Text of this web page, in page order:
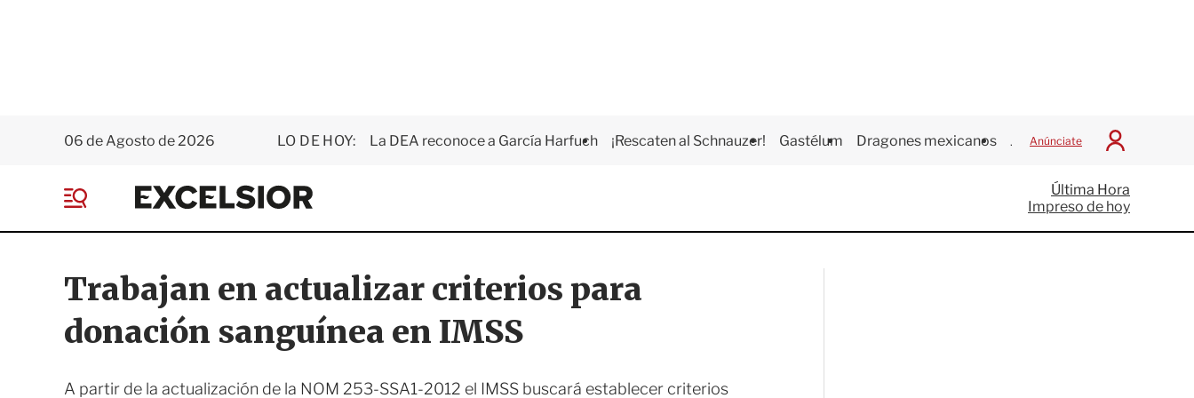
06 de Agosto de 2026 LO DE HOY: La DEA reconoce a García Harfuch ¡Rescaten al Schnauzer! Gastélum Dragones mexicanos Juegos Centroamericanos
Anúnciate
I
c
i
a
E
x
e
i
o
r
e
Última Hora
Impreso de hoy
Trabajan en actualizar criterios para
donación sanguínea en IMSS
A partir de la actualización de la NOM 253-SSA1-2012 el IMSS buscará establecer criterios